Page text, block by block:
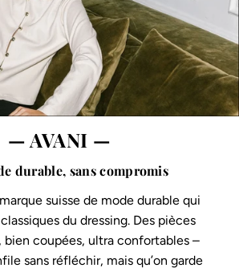
— AVANI —
durable, sans compromis
suisse de mode durable qui
du dressing. Des pièces
bien coupées, ultra confortables –
sans réfléchir, mais qu’on garde